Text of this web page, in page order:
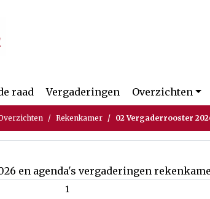
raad Vergaderingen Overzichten
Rekenkamer 02 Vergaderrooster 2026
en agenda's vergaderingen
1